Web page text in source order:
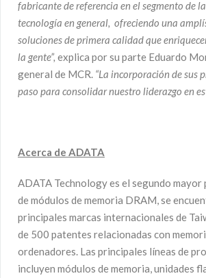
fabricante de referencia en el segmento de
tecnología en general, ofreciendo una
soluciones de primera calidad que
la gente”, explica por su parte Eduardo
general de MCR. “La incorporación de sus
paso para consolidar nuestro liderazgo en
Acerca de ADATA
ADATA Technology es el segundo
de módulos de memoria DRAM, se
principales marcas internacionales de
de 500 patentes relacionadas con
ordenadores. Las principales líneas de
incluyen módulos de memoria, unidades